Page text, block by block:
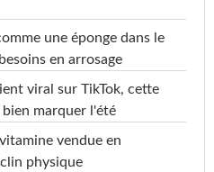
une éponge dans le
en arrosage
viral sur TikTok, cette
marquer l'été
vendue en
physique